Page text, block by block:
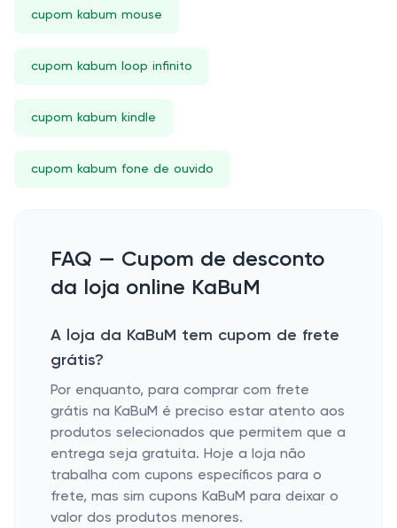
cupom kabum mouse
cupom kabum loop infinito
cupom kabum kindle
cupom kabum fone de ouvido
FAQ — Cupom de desconto
da loja online KaBuM
A loja da KaBuM tem cupom de frete
grátis?
Por enquanto, para comprar com frete
grátis na KaBuM é preciso estar atento aos
produtos selecionados que permitem que a
entrega seja gratuita. Hoje a loja não
trabalha com cupons específicos para o
frete, mas sim cupons KaBuM para deixar o
valor dos produtos menores.